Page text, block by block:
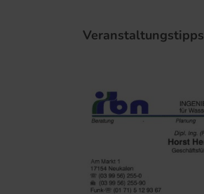
Veranstaltungstipps